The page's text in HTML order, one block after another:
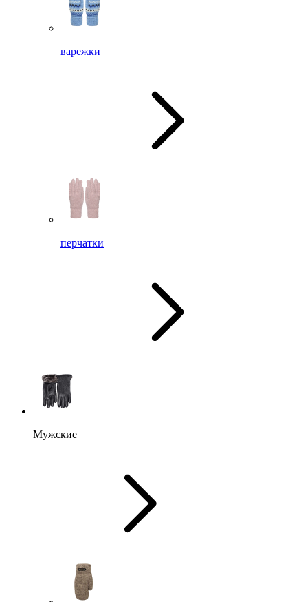
варежки
перчатки
Мужские